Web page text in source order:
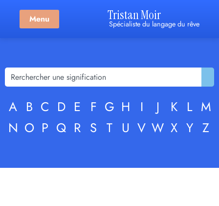
Menu Tristan Moir
Spécialiste du langage du rêve
A B C D E F G H I J K L M
N O P Q R S T U V W X Y Z